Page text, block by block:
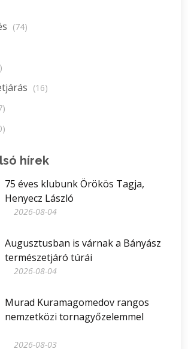
(74)
(16)
hírek
75 éves klubunk Örökös Tagja,
Henyecz László
2026-08-04
Augusztusban is várnak a Bányász
természetjáró túrái
2026-08-04
Murad Kuramagomedov rangos
nemzetközi tornagyőzelemmel
2026-08-03